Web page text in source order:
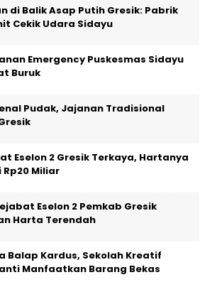
di Balik Asap Putih Gresik: Pabrik
Cekik Udara Sidayu
Emergency Puskesmas Sidayu
Buruk
Pudak, Jajanan Tradisional
Eselon 2 Gresik Terkaya, Hartanya
Rp20 Miliar
Eselon 2 Pemkab Gresik
Harta Terendah
Balap Kardus, Sekolah Kreatif
Manfaatkan Barang Bekas